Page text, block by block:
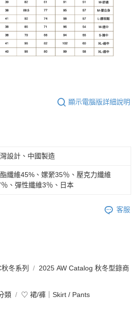
顯示電腦版詳細說明
設計、中國製造
纖維45%、嫘縈35％、壓克力纖維
、彈性纖維3％、日本
客服
冬系列
2025 AW Catalog 秋冬型錄商
類 ♡ 裙/褲｜Skirt / Pants